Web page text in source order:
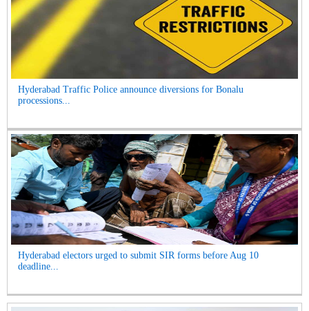
Hyderabad Traffic Police announce diversions for Bonalu
processions...
Hyderabad electors urged to submit SIR forms before Aug 10
deadline...